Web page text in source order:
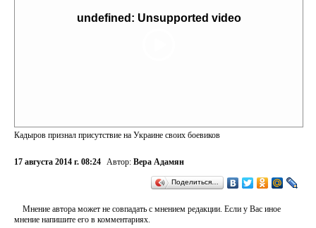
undefined: Unsupported video
Кадыров признал присутствие на Украине своих боевиков
17 августа 2014 г. 08:24 Автор: Вера Адамян
Поделиться…
Мнение автора может не совпадать с мнением редакции. Если у Вас иное
мнение напишите его в комментариях.